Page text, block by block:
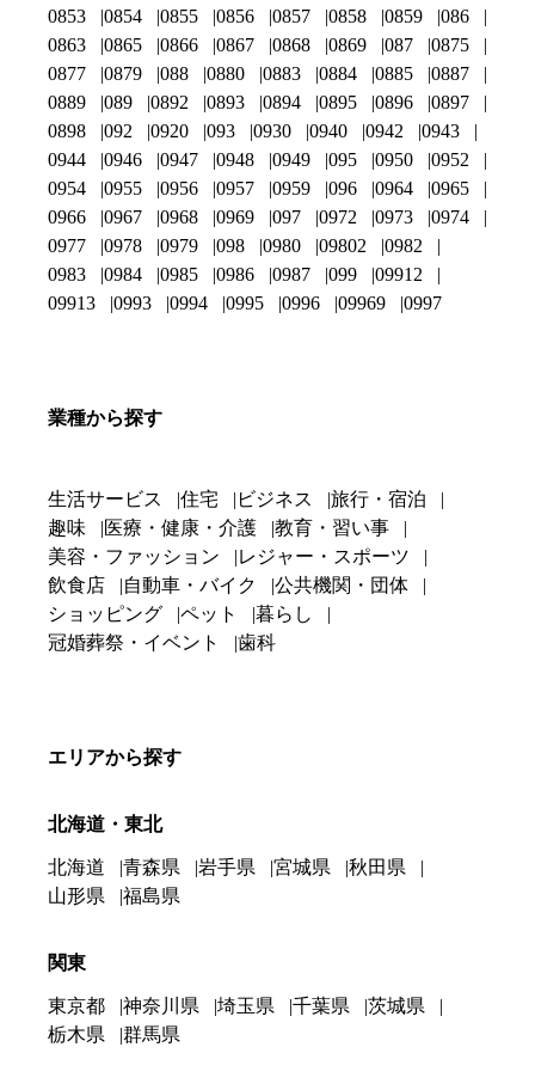
0853
0854 0855 0856 0857 0858 0859
086
0863
0865 0866 0867 0868 0869 087
0875
0877
0879 088 0880 0883 0884 0885
0887
0889
089 0892 0893 0894 0895 0896
0897
0898
092 0920 093 0930 0940 0942
0943
0944
0946 0947 0948 0949 095 0950
0952
0954
0955 0956 0957 0959 096 0964
0965
0966
0967 0968 0969 097 0972 0973
0974
0977
0978 0979 098 0980 09802
0982
0983
0984 0985 0986 0987 099
09912
09913
0993 0994 0995 0996 09969 0997
業種から探す
生活サービス 住宅 ビジネス
旅行・宿泊
趣味
医療・健康・介護
教育・習い事
美容・ファッション
レジャー・スポーツ
飲食店
自動車・バイク
公共機関・団体
ショッピング
ペット
暮らし
冠婚葬祭・イベント
歯科
エリアから探す
北海道・東北
北海道 青森県 岩手県 宮城県
秋田県
山形県
福島県
関東
東京都 神奈川県 埼玉県 千葉県
茨城県
栃木県
群馬県